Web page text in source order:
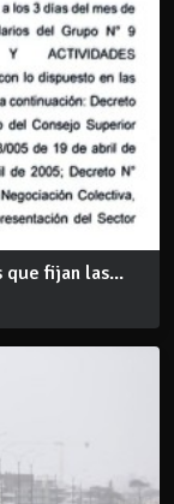
que fijan las...